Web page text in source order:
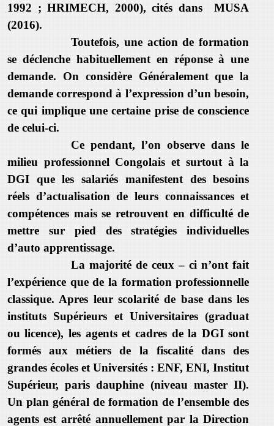
1992 ; HRIMECH, 2000), cités dans MUSA
(2016).
Toutefois, une action de formation
se déclenche habituellement en réponse à une
demande. On considère Généralement que la
demande correspond à l’expression d’un besoin,
ce qui implique une certaine prise de conscience
de celui-ci.
Ce pendant, l’on observe dans le
milieu professionnel Congolais et surtout à la
DGI que les salariés manifestent des besoins
réels d’actualisation de leurs connaissances et
compétences mais se retrouvent en difficulté de
mettre sur pied des stratégies individuelles
d’auto apprentissage.
La majorité de ceux – ci n’ont fait
l’expérience que de la formation professionnelle
classique. Apres leur scolarité de base dans les
instituts Supérieurs et Universitaires (graduat
ou licence), les agents et cadres de la DGI sont
formés aux métiers de la fiscalité dans des
grandes écoles et Universités : ENF, ENI, Institut
Supérieur, paris dauphine (niveau master II).
Un plan général de formation de l’ensemble des
agents est arrêté annuellement par la Direction